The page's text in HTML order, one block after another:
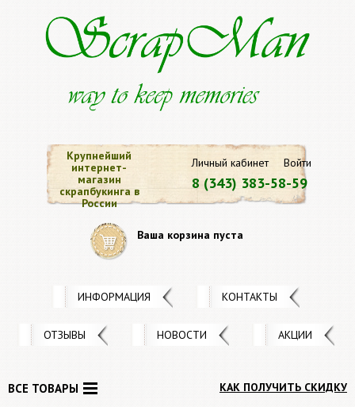
Личный кабинет Войти
8 (343) 383-58-59
Крупнейший
интернет-
магазин
скрапбукинга в
России
Ваша корзина пуста
ИНФОРМАЦИЯ КОНТАКТЫ
ОТЗЫВЫ НОВОСТИ АКЦИИ
КАК ПОЛУЧИТЬ СКИДКУ
ВСЕ ТОВАРЫ